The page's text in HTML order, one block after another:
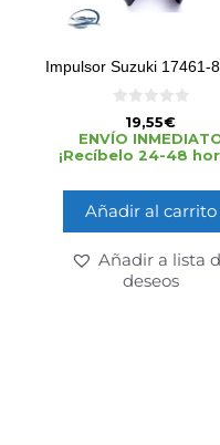
Impulsor Suzuki 17461-
d
e
5
19,55€
ENVÍO
¡Recíbelo 24-48
Añadir al carrito
Añadir a lista
deseos